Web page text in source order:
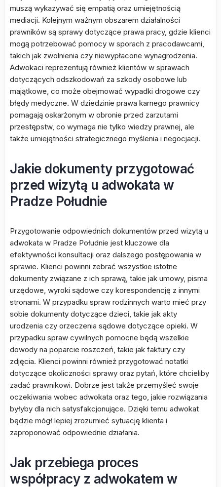
muszą wykazywać się empatią oraz umiejętnością
mediacji. Kolejnym ważnym obszarem działalności
prawników są sprawy dotyczące prawa pracy, gdzie klienci
mogą potrzebować pomocy w sporach z pracodawcami,
takich jak zwolnienia czy niewypłacone wynagrodzenia.
Adwokaci reprezentują również klientów w sprawach
dotyczących odszkodowań za szkody osobowe lub
majątkowe, co może obejmować wypadki drogowe czy
błędy medyczne. W dziedzinie prawa karnego prawnicy
pomagają oskarżonym w obronie przed zarzutami
przestępstw, co wymaga nie tylko wiedzy prawnej, ale
także umiejętności strategicznego myślenia i negocjacji.
Jakie dokumenty przygotować
przed wizytą u adwokata w
Pradze Południe
Przygotowanie odpowiednich dokumentów przed wizytą u
adwokata w Pradze Południe jest kluczowe dla
efektywności konsultacji oraz dalszego postępowania w
sprawie. Klienci powinni zebrać wszystkie istotne
dokumenty związane z ich sprawą, takie jak umowy, pisma
urzędowe, wyroki sądowe czy korespondencję z innymi
stronami. W przypadku spraw rodzinnych warto mieć przy
sobie dokumenty dotyczące dzieci, takie jak akty
urodzenia czy orzeczenia sądowe dotyczące opieki. W
przypadku spraw cywilnych pomocne będą wszelkie
dowody na poparcie roszczeń, takie jak faktury czy
zdjęcia. Klienci powinni również przygotować notatki
dotyczące okoliczności sprawy oraz pytań, które chcieliby
zadać prawnikowi. Dobrze jest także przemyśleć swoje
oczekiwania wobec adwokata oraz tego, jakie rozwiązania
byłyby dla nich satysfakcjonujące. Dzięki temu adwokat
będzie mógł lepiej zrozumieć sytuację klienta i
zaproponować odpowiednie działania.
Jak przebiega proces
współpracy z adwokatem w